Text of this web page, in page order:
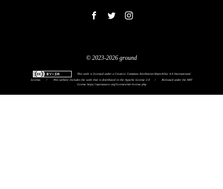
© 2023-2026 ground
This work is licensed under a Creative Commons Attribution-ShareAlike 4.0 International
License / This website includes the work that is distributed in the Apache License 2.0 /
Released under the MIT
license https://opensource.org/licenses/mit-license.php